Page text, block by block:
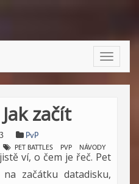
Toggle
začít
PvP
PET BATTLES PVP NÁVODY
ví, o čem je řeč. Pet
začátku datadisku,